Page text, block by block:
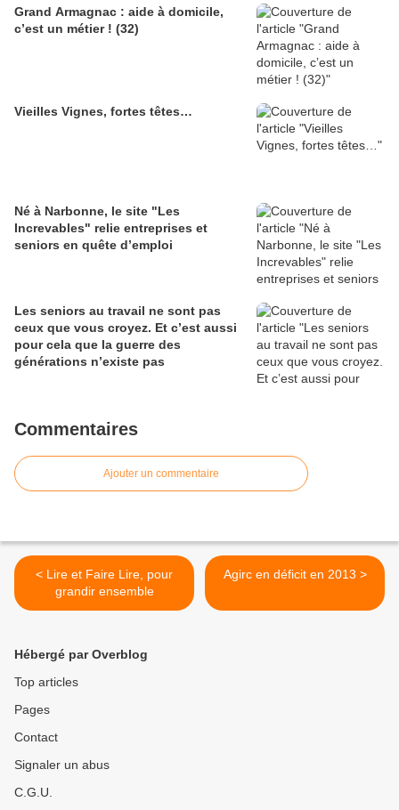
Grand Armagnac : aide à domicile,
c’est un métier ! (32)
Vieilles Vignes, fortes têtes…
Né à Narbonne, le site "Les
Increvables" relie entreprises et
seniors en quête d’emploi
Les seniors au travail ne sont pas
ceux que vous croyez. Et c’est aussi
pour cela que la guerre des
générations n’existe pas
Commentaires
Ajouter un commentaire
< Lire et Faire Lire, pour
grandir ensemble
Agirc en déficit en 2013 >
Hébergé par Overblog
Top articles
Pages
Contact
Signaler un abus
C.G.U.